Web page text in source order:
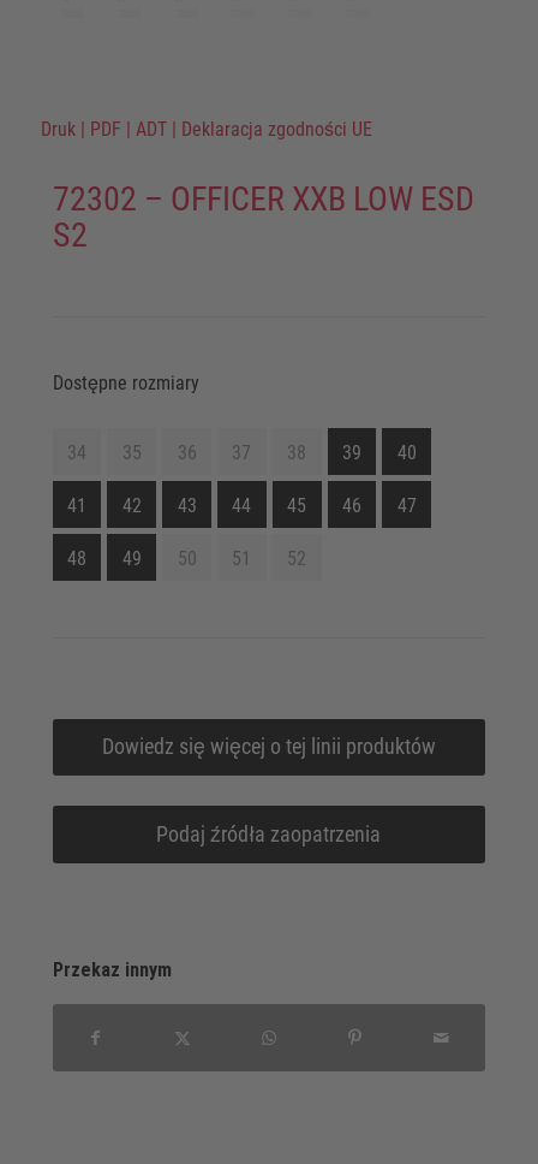
Druk | PDF | ADT | Deklaracja zgodności UE
72302 – OFFICER XXB LOW ESD
S2
Dostępne rozmiary
34 35 36 37 38 39 40
41 42 43 44 45 46 47
48 49 50 51 52
Dowiedz się więcej o tej linii produktów
Podaj źródła zaopatrzenia
Przekaz innym